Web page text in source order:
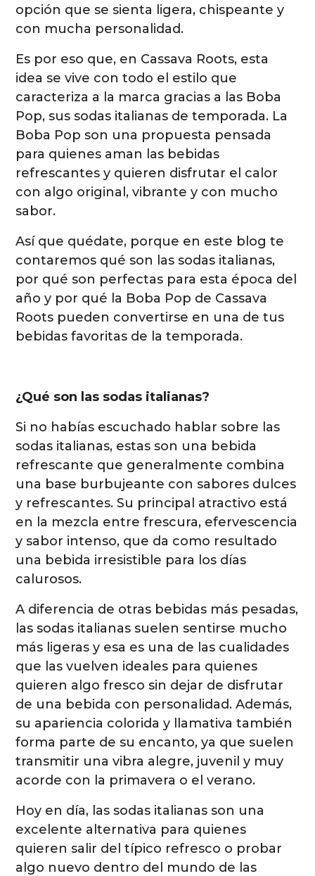
opción que se sienta ligera, chispeante y
con mucha personalidad.
Es por eso que, en Cassava Roots, esta
idea se vive con todo el estilo que
caracteriza a la marca gracias a las Boba
Pop, sus sodas italianas de temporada. La
Boba Pop son una propuesta pensada
para quienes aman las bebidas
refrescantes y quieren disfrutar el calor
con algo original, vibrante y con mucho
sabor.
Así que quédate, porque en este blog te
contaremos qué son las sodas italianas,
por qué son perfectas para esta época del
año y por qué la Boba Pop de Cassava
Roots pueden convertirse en una de tus
bebidas favoritas de la temporada.
¿Qué son las sodas italianas?
Si no habías escuchado hablar sobre las
sodas italianas, estas son una bebida
refrescante que generalmente combina
una base burbujeante con sabores dulces
y refrescantes. Su principal atractivo está
en la mezcla entre frescura, efervescencia
y sabor intenso, que da como resultado
una bebida irresistible para los días
calurosos.
A diferencia de otras bebidas más pesadas,
las sodas italianas suelen sentirse mucho
más ligeras y esa es una de las cualidades
que las vuelven ideales para quienes
quieren algo fresco sin dejar de disfrutar
de una bebida con personalidad. Además,
su apariencia colorida y llamativa también
forma parte de su encanto, ya que suelen
transmitir una vibra alegre, juvenil y muy
acorde con la primavera o el verano.
Hoy en día, las sodas italianas son una
excelente alternativa para quienes
quieren salir del típico refresco o probar
algo nuevo dentro del mundo de las